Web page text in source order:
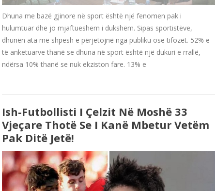
Dhuna me bazë gjinore në sport është një fenomen pak i
hulumtuar dhe jo mjaftueshëm i dukshëm. Sipas sportistëve,
dhunën ata më shpesh e përjetojnë nga publiku ose tifozët. 52% e
të anketuarve thanë se dhuna në sport është një dukuri e rrallë,
ndërsa 10% thanë se nuk ekziston fare. 13% e
Ish-Futbollisti I Çelzit Në Moshë 33
Vjeçare Thotë Se I Kanë Mbetur Vetëm
Pak Ditë Jetë!